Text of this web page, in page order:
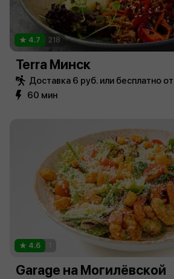
4.7 218
Terra Минск
Доставка 6 руб. или бесплатно
60 мин
4.6
Garage на Могилёвской